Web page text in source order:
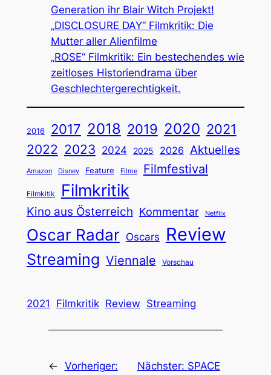
Generation ihr Blair Witch Projekt!
„DISCLOSURE DAY“ Filmkritik: Die
Mutter aller Alienfilme
„ROSE“ Filmkritik: Ein bestechendes wie
zeitloses Historiendrama über
Geschlechtergerechtigkeit.
2016 2017 2018 2019 2020 2021
2022 2023 2024 2025 2026 Aktuelles
Amazon Disney Feature Filme Filmfestival
Filmkitik Filmkritik
Kino aus Österreich Kommentar Netflix
Oscar Radar Oscars Review
Streaming Viennale Vorschau
2021 Filmkritik Review Streaming
← Vorheriger:
Nächster: SPACE